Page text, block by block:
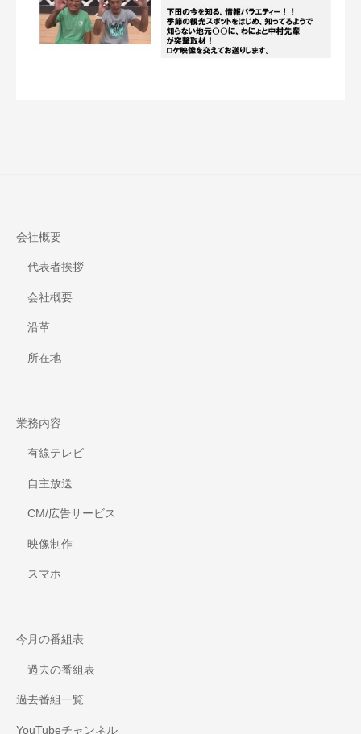
会社概要
代表者挨拶
会社概要
沿革
所在地
業務内容
有線テレビ
自主放送
CM/広告サービス
映像制作
スマホ
今月の番組表
過去の番組表
過去番組一覧
YouTubeチャンネル